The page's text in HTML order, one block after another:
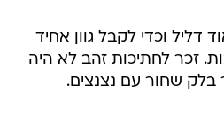
דליל וכדי לקבל גוון אחיד
זכר לחתיכות זהב לא היה
בלק שחור עם נצנצים.